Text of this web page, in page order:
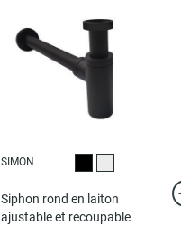
SIMON
NoirChromé
Siphon rond en laiton
ajustable et recoupable